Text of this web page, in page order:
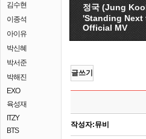
김수현
이종석
아이유
박신혜
박서준
박해진
EXO
육성재
ITZY
BTS
정국 (Jung
'Standing Next
Official MV
글쓰기
작성자:뮤비